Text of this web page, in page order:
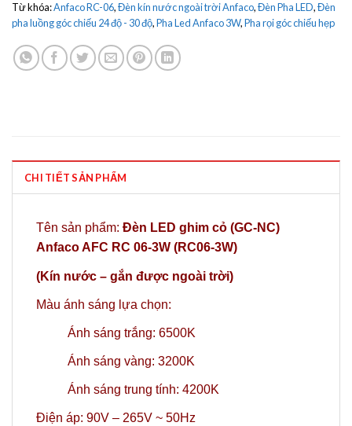
Từ khóa:Anfaco RC-06,Đèn kín nước ngoài trời Anfaco,Đèn Pha LED,Đèn
pha luồng góc chiếu 24 độ - 30 độ,Pha Led Anfaco 3W,Pha rọi góc chiếu hẹp
CHI TIẾT SẢN PHẨM
Tên sản phẩm: Đèn LED ghim cỏ (GC-NC)
Anfaco AFC RC 06-3W (RC06-3W)
(Kín nước – gắn được ngoài trời)
Màu ánh sáng lựa chọn:
Ánh sáng trắng: 6500K
Ánh sáng vàng: 3200K
Ánh sáng trung tính: 4200K
Điện áp: 90V – 265V ~ 50Hz